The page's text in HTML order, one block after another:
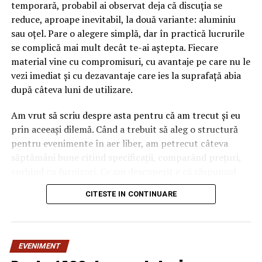
NU RATATI
Ingrid Mocanu dă de pământ cu Tudorel Toader! "Vai de
capul nostru!" – ce înseamnă de fapt modificările
propuse de ministru la legule justiției | Sibiul de AZI
temporară, probabil ai observat deja că discuția se
reduce, aproape inevitabil, la două variante: aluminiu
sau oțel. Pare o alegere simplă, dar în practică lucrurile
se complică mai mult decât te-ai aștepta. Fiecare
material vine cu compromisuri, cu avantaje pe care nu le
vezi imediat și cu dezavantaje care ies la suprafață abia
după câteva luni de utilizare.
Am vrut să scriu despre asta pentru că am trecut și eu
prin aceeași dilemă. Când a trebuit să aleg o structură
pentru evenimente în aer liber, am petrecut câteva
săptămâni bune citind specificații, comparând prețuri,
„corect” depinde mult de context, de cât de des muți
pavilionul și de ce condiții meteo ai de înfruntat.
materialului mai mult decât
CITESTE IN CONTINUARE
EVENIMENT